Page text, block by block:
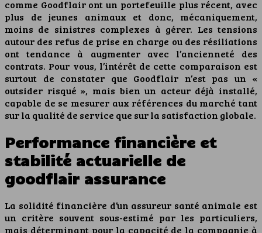
comme Goodflair ont un portefeuille plus récent, avec
plus de jeunes animaux et donc, mécaniquement,
moins de sinistres complexes à gérer. Les tensions
autour des refus de prise en charge ou des résiliations
ont tendance à augmenter avec l’ancienneté des
contrats. Pour vous, l’intérêt de cette comparaison est
surtout de constater que Goodflair n’est pas un «
outsider risqué », mais bien un acteur déjà installé,
capable de se mesurer aux références du marché tant
sur la qualité de service que sur la satisfaction globale.
Performance financière et
stabilité actuarielle de
goodflair assurance
La solidité financière d’un assureur santé animale est
un critère souvent sous-estimé par les particuliers,
mais déterminant pour la capacité de la compagnie à